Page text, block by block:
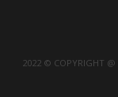
2022 © COPYRIGHT @